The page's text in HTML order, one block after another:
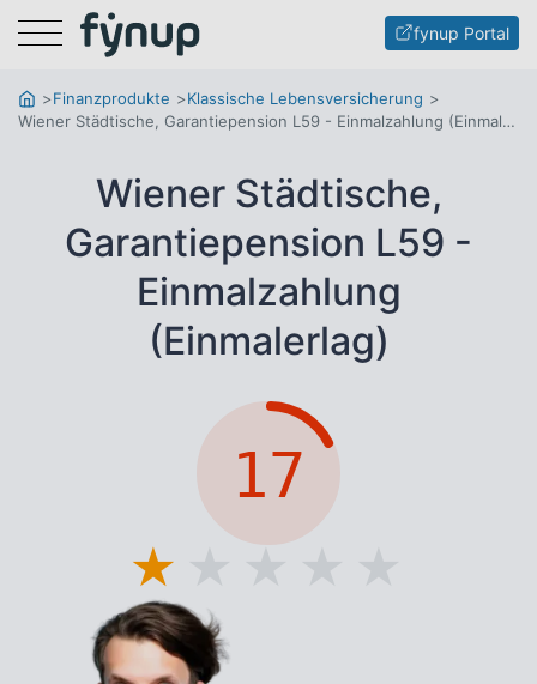
Menu fynup Portal
Finanzprodukte
Klassische Lebensversicherung
Wiener Städtische, Garantiepension L59 - Einmalzahlung (Einmalerlag)
Wiener Städtische,
Garantiepension L59 -
Einmalzahlung
(Einmalerlag)
17
★